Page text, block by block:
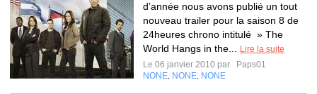
d’année nous avons publié un tout
nouveau trailer pour la saison 8 de
24heures chrono intitulé » The
World Hangs in the...
Lire la suite
Le 06 janvier 2010 par
Paps01
NONE NONE NONE